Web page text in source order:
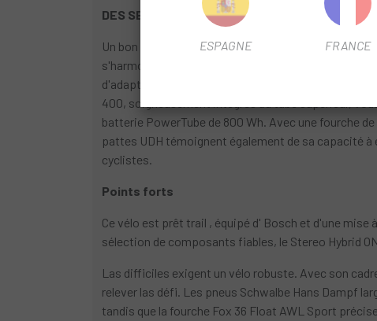
DES SENTIERS À VOTRE FAÇON
Un bon vélo se cache dans les petits détails, et le
s'harmonise parfaitement avec las lignes épurées
d'adapter le pilotage à vos besoins spécifiques. Un
400, soigneusement intégrés au tube supérieur,
batterie PowerTube de 800 Wh. Avec une fourche
pattes UDH témoignent également de sa capacité
cyclistes.
Points forts
Ce vélo est prêt trail , équipé d' Bosch et d'une
sélection de composants fiables, le Stereo Hybrid
Las difficiles exigent un vélo robuste. Avec son
relever las défi. Les pneus Schwalbe Hans Dampf
tandis que la fourche Fox 36 Float AWL Sport
ESPAGNE FRANCE